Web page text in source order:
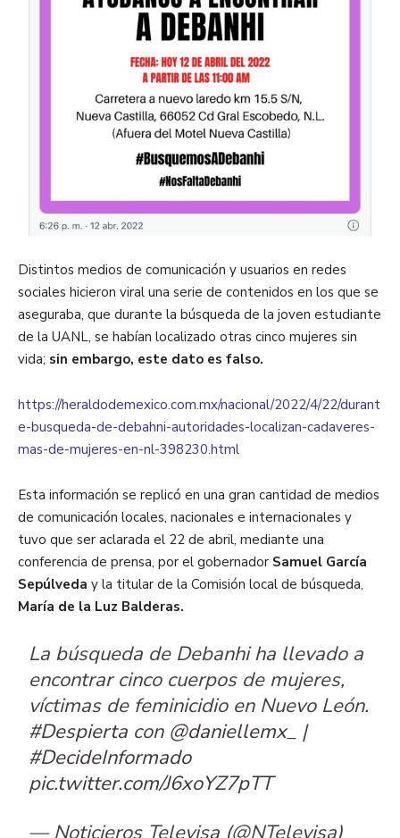
Distintos medios de comunicación y usuarios en redes
sociales hicieron viral una serie de contenidos en los que se
aseguraba, que durante la búsqueda de la joven estudiante
de la UANL, se habían localizado otras cinco mujeres sin
vida; sin embargo, este dato es falso.
https://heraldodemexico.com.mx/nacional/2022/4/22/durant
e-busqueda-de-debahni-autoridades-localizan-cadaveres-
mas-de-mujeres-en-nl-398230.html
Esta información se replicó en una gran cantidad de medios
de comunicación locales, nacionales e internacionales y
tuvo que ser aclarada el 22 de abril, mediante una
conferencia de prensa, por el gobernador Samuel García
Sepúlveda y la titular de la Comisión local de búsqueda,
María de la Luz Balderas.
La búsqueda de Debanhi ha llevado a
encontrar cinco cuerpos de mujeres,
víctimas de feminicidio en Nuevo León.
#Despierta con @daniellemx_ |
#DecideInformado
pic.twitter.com/J6xoYZ7pTT